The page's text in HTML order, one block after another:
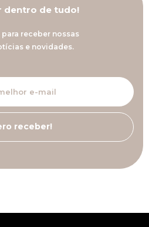
dentro de tudo!
para receber nossas
e novidades.